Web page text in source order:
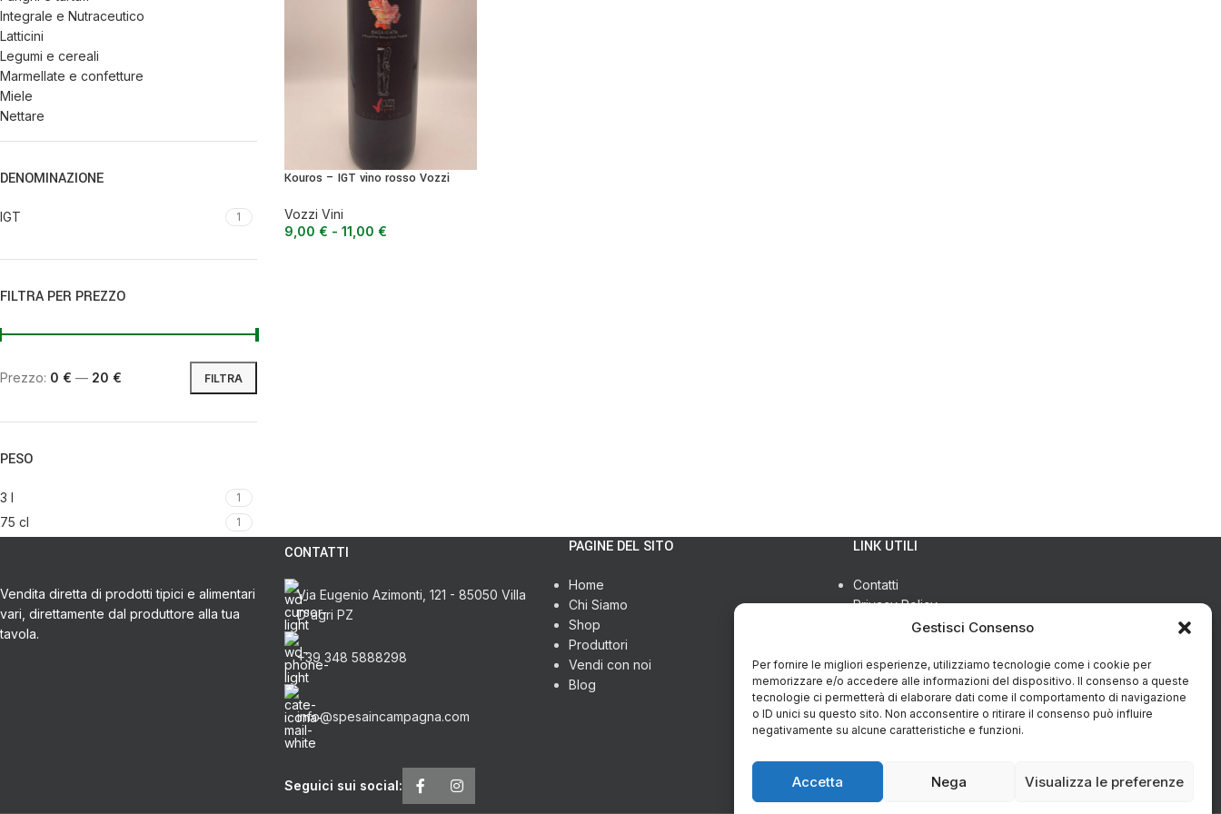
Gestisci Consenso
Per fornire le migliori esperienze, utilizziamo tecnologie come i cookie per
memorizzare e/o accedere alle informazioni del dispositivo. Il consenso a queste
tecnologie ci permetterà di elaborare dati come il comportamento di navigazione
o ID unici su questo sito. Non acconsentire o ritirare il consenso può influire
negativamente su alcune caratteristiche e funzioni.
Accetta Nega Visualizza le preferenze
Integrale e Nutraceutico
Latticini
Legumi e cereali
Marmellate e confetture
Miele
Nettare
Ortaggi e verdure
Peperoncino
Prodotti da forno
Semi
Sughi pronti e passate
Vari
DENOMINAZIONE
IGT 1
FILTRA PER PREZZO
FILTRA
Prezzo: 0 € — 20 €
PESO
3 l 1
75 cl 1
Kouros – IGT vino rosso Vozzi
Vozzi Vini
9,00 € - 11,00 €
Vendita diretta di prodotti tipici e alimentari
vari, direttamente dal produttore alla tua
tavola.
CONTATTI
Via Eugenio Azimonti, 121 - 85050 Villa
D'agri PZ
+39 348 5888298
info@spesaincampagna.com
Seguici sui social:
PAGINE DEL SITO
Home
Chi Siamo
Shop
Produttori
Vendi con noi
Blog
LINK UTILI
Contatti
Privacy Policy
Cookie Policy (UE)
Richiesta restituzione